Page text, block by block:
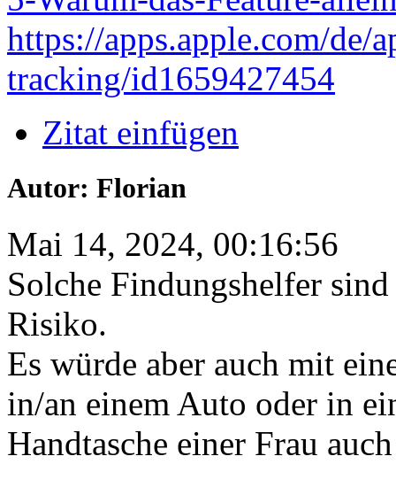
https://apps.apple.com/de/
tracking/id1659427454
Zitat einfügen
Autor: Florian
Mai 14, 2024, 00:16:56
Solche Findungshelfer
Risiko.
Es würde aber auch mit
in/an einem Auto oder in
Handtasche einer Frau